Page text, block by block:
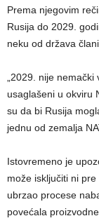
Prema njegovim
Rusija do 2029.
neku od država
„2029. nije nemački
usaglašeni u okviru
su da bi Rusija
jednu od zemalja
Istovremeno je
može isključiti ni
ubrzao procese
povećala